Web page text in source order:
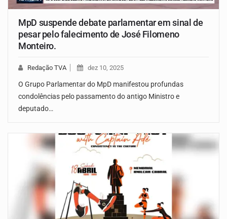
MpD suspende debate parlamentar em sinal de
pesar pelo falecimento de José Filomeno
Monteiro.
Redação TVA dez 10, 2025
O Grupo Parlamentar do MpD manifestou profundas
condolências pelo passamento do antigo Ministro e
deputado…